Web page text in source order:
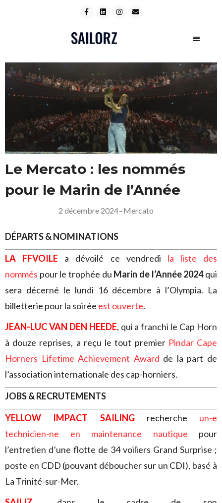
Le Mercato : les nommés
pour le Marin de l’Année
2 décembre 2024–Mercato
DÉPARTS & NOMINATIONS
LA FFVOILE a dévoilé ce vendredi la liste des
nommés pour le trophée du Marin de l’Année 2024qui
sera décerné le lundi 16 décembre à l’Olympia. La
billetterie pour la soirée est ouverte.
JEAN-LUC VAN DEN HEEDE, qui a franchi le Cap Horn
à douze reprises, a reçu le tout premier Pindar Cape
Horners Lifetime Achievement Award de la part de
l’association internationale des cap-horniers.
JOBS & RECRUTEMENTS
YELLOW IMPACT SAILING
recherche un-e
technicien-ne en maintenance nautique pour
l’entretien d’une flotte de 34 voiliers Grand Surprise ;
poste en CDD (pouvant déboucher sur un CDI), basé à
La Trinité-sur-Mer.